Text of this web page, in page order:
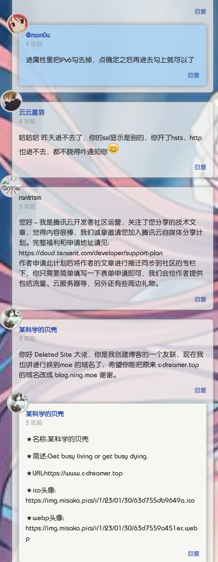
回复
@mom0a
4 年前
进属性里把IPv6勾去掉，点确定之后再进去勾上就可以了
回复
云云星羽
4 年前
哈哈哈 昨天进不去了，你的ssl显示是别的，你开了hsts，http
也进不去，都不晓得咋通知你
回复
rantrism
3 年前
您好～我是腾讯云开发者社区运营，关注了您分享的技术文
章，觉得内容很棒，我们诚挚邀请您加入腾讯云自媒体分享计
划。完整福利和申请地址请见：
https://cloud.tencent.com/developer/support-plan
作者申请此计划后将作者的文章进行搬迁同步到社区的专栏
下，你只需要简单填写一下表单申请即可，我们会给作者提供
包括流量、云服务器等，另外还有些周边礼物。
回复
某科学的贝壳
3 年前
你好 Deleted Site 大佬，你是我创建博客的一个友联，现在我
也讲进行换到moe 的域名了，希望你能把原来 c-dreamer.top
的域名改成 blog.ning.moe 谢谢。
回复
某科学的贝壳
3 年前
★名称：某科学的贝壳
★简述：Get busy living or get busy dying.
★URL：https://www.c-dreamer.top
★ico头像：
https://img.misaka.pics/i/1/23/01/30/63d755db9649a.ico
★webp头像：
https://img.misaka.pics/i/1/23/01/30/63d7559a451ec.web
p
回复